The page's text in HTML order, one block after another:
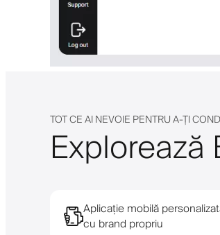
TOT CE AI NEVOIE PENTRU A-ȚI
Aplicație mobilă
cu brand propriu